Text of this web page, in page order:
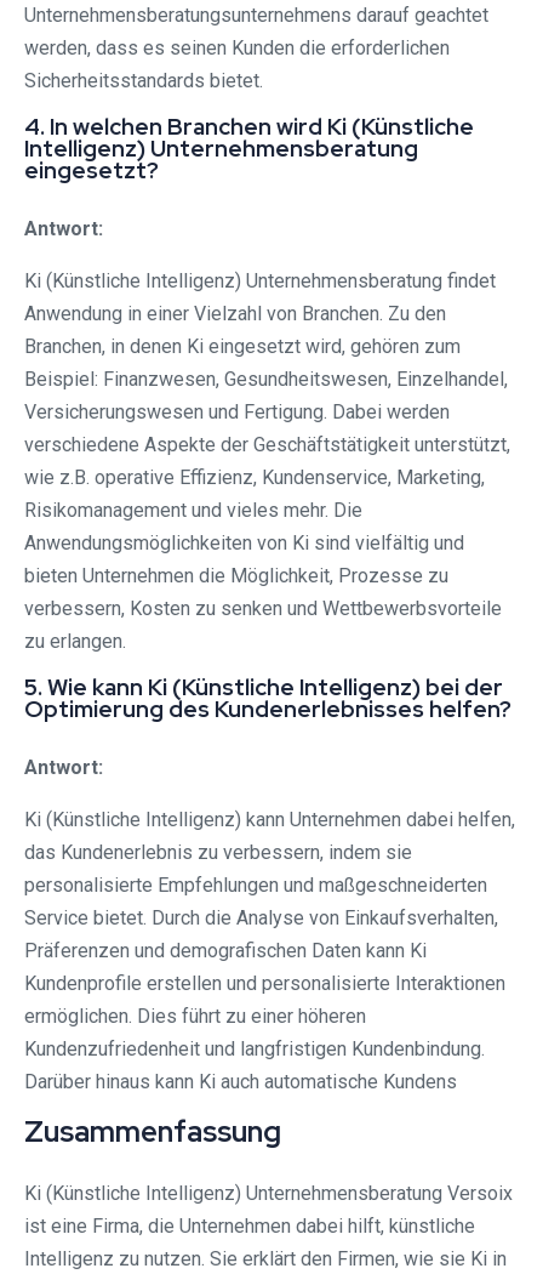
Unternehmensberatungsunternehmens darauf geachtet
werden, dass es seinen Kunden die erforderlichen
Sicherheitsstandards bietet.
4. In welchen Branchen wird Ki (Künstliche
Intelligenz) Unternehmensberatung
eingesetzt?
Antwort:
Ki (Künstliche Intelligenz) Unternehmensberatung findet
Anwendung in einer Vielzahl von Branchen. Zu den
Branchen, in denen Ki eingesetzt wird, gehören zum
Beispiel: Finanzwesen, Gesundheitswesen, Einzelhandel,
Versicherungswesen und Fertigung. Dabei werden
verschiedene Aspekte der Geschäftstätigkeit unterstützt,
wie z.B. operative Effizienz, Kundenservice, Marketing,
Risikomanagement und vieles mehr. Die
Anwendungsmöglichkeiten von Ki sind vielfältig und
bieten Unternehmen die Möglichkeit, Prozesse zu
verbessern, Kosten zu senken und Wettbewerbsvorteile
zu erlangen.
5. Wie kann Ki (Künstliche Intelligenz) bei der
Optimierung des Kundenerlebnisses helfen?
Antwort:
Ki (Künstliche Intelligenz) kann Unternehmen dabei helfen,
das Kundenerlebnis zu verbessern, indem sie
personalisierte Empfehlungen und maßgeschneiderten
Service bietet. Durch die Analyse von Einkaufsverhalten,
Präferenzen und demografischen Daten kann Ki
Kundenprofile erstellen und personalisierte Interaktionen
ermöglichen. Dies führt zu einer höheren
Kundenzufriedenheit und langfristigen Kundenbindung.
Darüber hinaus kann Ki auch automatische Kundens
Zusammenfassung
Ki (Künstliche Intelligenz) Unternehmensberatung Versoix
ist eine Firma, die Unternehmen dabei hilft, künstliche
Intelligenz zu nutzen. Sie erklärt den Firmen, wie sie Ki in